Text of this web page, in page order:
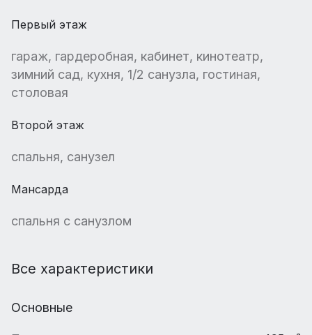
Первый этаж
гараж, гардеробная, кабинет, кинотеатр,
зимний сад, кухня, 1/2 санузла, гостиная,
столовая
Второй этаж
спальня, санузел
Мансарда
спальня с санузлом
Все характеристики
Основные